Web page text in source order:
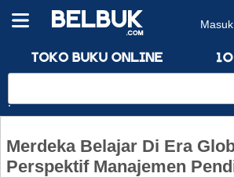
Merdeka Belajar Di Era
Perspektif Manajemen